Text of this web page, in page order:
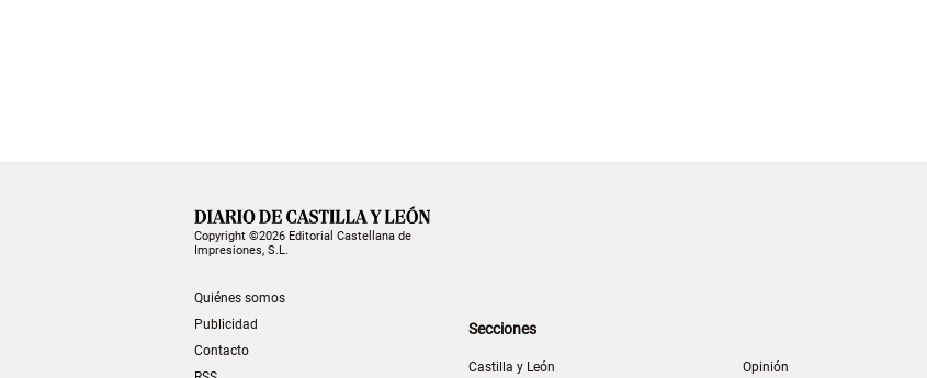
Copyright ©2026 Editorial Castellana de
Impresiones, S.L.
Quiénes somos
Publicidad
Contacto
Secciones
Castilla y León Opinión